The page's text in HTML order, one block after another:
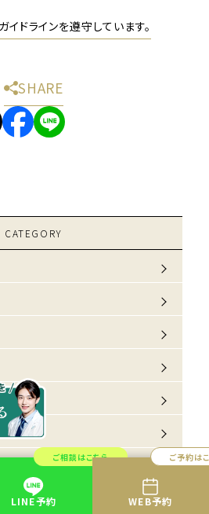
ご相談はこちら
LINE予約
ご予約は
WEB予約
ドラインを遵守しています。
SHARE
CATEGORY